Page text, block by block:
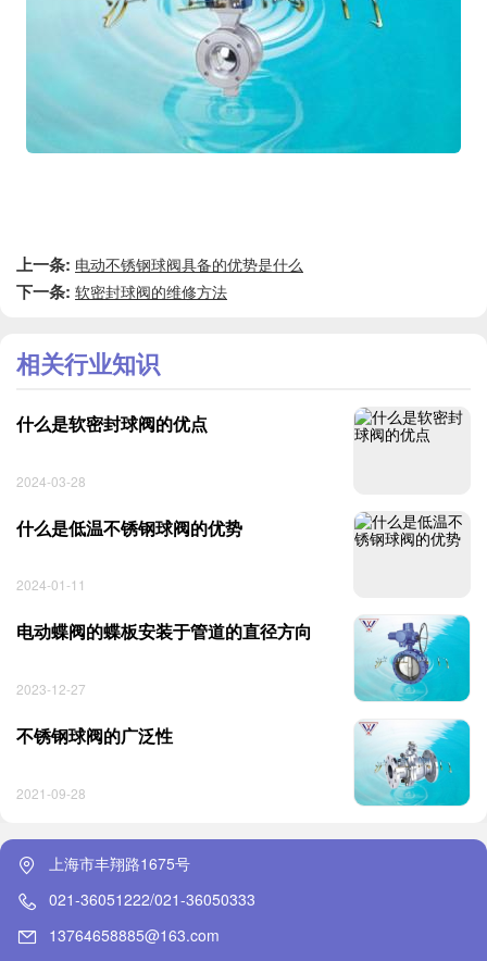
上一条: 电动不锈钢球阀具备的优势是什么
下一条: 软密封球阀的维修方法
相关行业知识
什么是软密封球阀的优点
2024-03-28
什么是低温不锈钢球阀的优势
2024-01-11
电动蝶阀的蝶板安装于管道的直径方向
2023-12-27
不锈钢球阀的广泛性
2021-09-28
上海市丰翔路1675号
021-36051222/021-36050333
13764658885@163.com